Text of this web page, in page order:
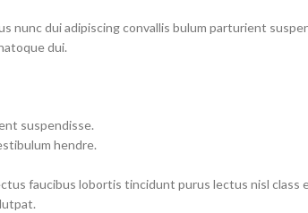
nunc dui adipiscing convallis bulum parturient
dui.
suspendisse.
hendre.
faucibus lobortis tincidunt purus lectus nisl